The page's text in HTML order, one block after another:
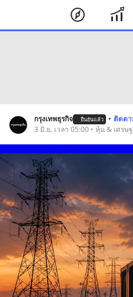
กรุงเทพธุรกิจ ยืนยันแล้ว • ติดต
3 มิ.ย. เวลา 05:00 • หุ้น & เศรษ